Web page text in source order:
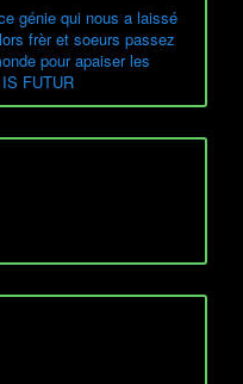
génie qui nous a laissé
frèr et soeurs passez
pour apaiser les
FUTUR